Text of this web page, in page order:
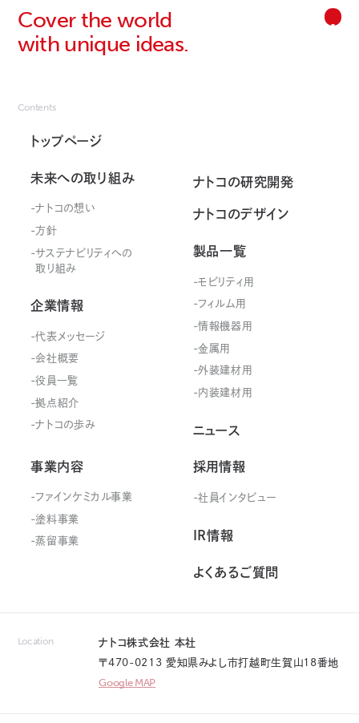
Cover the world
with unique ideas.
Contents
トップページ
未来への取り組み
ナトコの想い
方針
サステナビリティ への
取り組み
企業情報
代表メッセージ
会社概要
役員一覧
拠点紹介
ナトコの歩み
事業内容
ファインケミカル事業
塗料事業
蒸留事業
ナトコの研究開発
ナトコのデザイン
製品一覧
モビリティ用
フィルム用
情報機器用
金属用
外装建材用
内装建材用
ニュース
採用情報
社員インタビュー
IR情報
よくあるご質問
Location
ナトコ株式会社 本社
〒470-0213 愛知県みよし市打越町生賀山18番地
Google MAP